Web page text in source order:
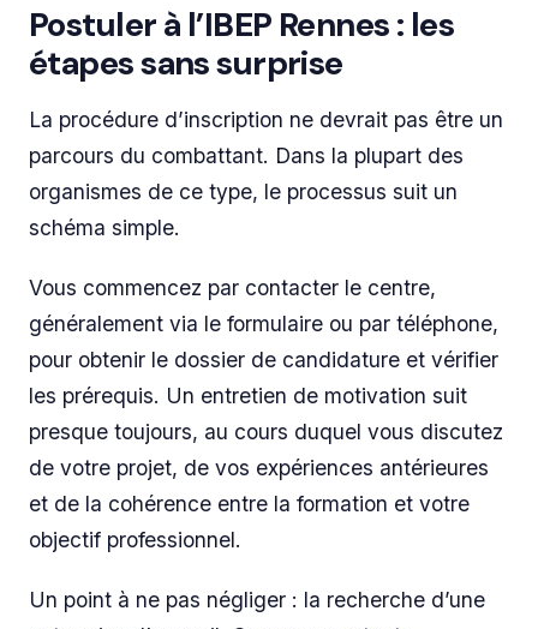
Postuler à l’IBEP Rennes : les
étapes sans surprise
La procédure d’inscription ne devrait pas être un
parcours du combattant. Dans la plupart des
organismes de ce type, le processus suit un
schéma simple.
Vous commencez par contacter le centre,
généralement via le formulaire ou par téléphone,
pour obtenir le dossier de candidature et vérifier
les prérequis. Un entretien de motivation suit
presque toujours, au cours duquel vous discutez
de votre projet, de vos expériences antérieures
et de la cohérence entre la formation et votre
objectif professionnel.
Un point à ne pas négliger : la recherche d’une